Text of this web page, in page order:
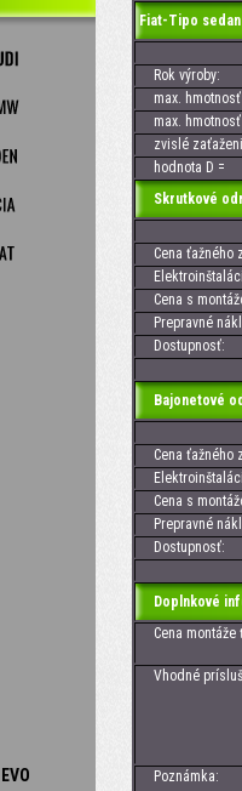
Fiat-Tipo
Rok výroby:
max. hmotnosť
max. hmotnosť
zvislé
hodnota D =
Skrutkové
Cena ťažného
Cena s
Prepravné
Dostupnosť:
Bajonetové
Cena ťažného
Cena s
Prepravné
Dostupnosť:
Doplnkové
Cena montáže
Vhodné
- CAN
- CAN
Poznámka: